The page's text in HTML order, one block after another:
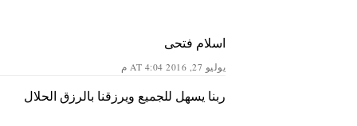
اسلام فتحى
يوليو 27, 2016 AT 4:04 م
ربنا يسهل للجميع ويرزقنا بالرزق الحلال